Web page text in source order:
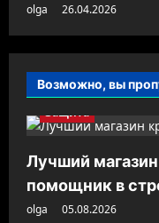
olga 26.04.2026
Возможно, вы
Защита
Лучший
помощник в
olga
05.08.2026